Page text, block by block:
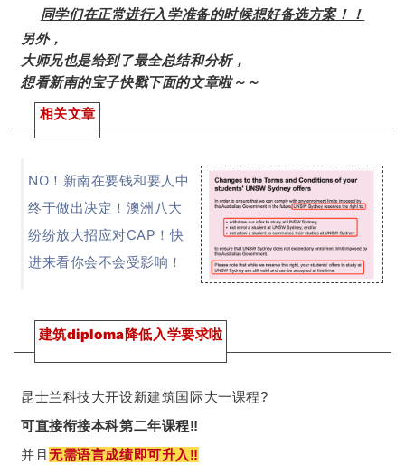
同学们在正常进行入学准备的时候想好备选方案！！
另外，
大师兄也是给到了最全总结和分析，
想看新南的宝子快戳下面的文章啦～～
相关文章
NO！新南在要钱和要人中
终于做出决定！澳洲八大
纷纷放大招应对CAP！快
进来看你会不会受影响！
建筑diploma降低入学要求啦
昆士兰科技大开设新建筑国际大一课程?
可直接衔接本科第二年课程‼️
并且无需语言成绩即可升入‼️